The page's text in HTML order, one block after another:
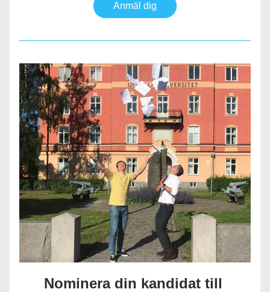
Anmäl dig
Nominera din kandidat till